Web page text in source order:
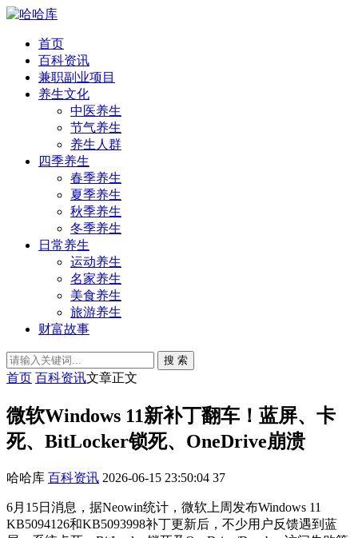
首页
百科资讯
兼职副业项目
养生文化
中医养生
节气养生
养生人群
四季养生
春季养生
夏季养生
秋季养生
冬季养生
日常养生
运动养生
名家养生
美食养生
旅游养生
财富故事
搜 索
首页 百科资讯文章正文
微软Windows 11新补丁翻车！蓝屏、卡
死、BitLocker锁死、OneDrive崩溃
哈哈库 百科资讯 2026-06-15 23:50:04 37
6月15日消息，据Neowin统计，微软上周发布Windows 11
KB5094126和KB5093998补丁更新后，不少用户反馈遇到蓝